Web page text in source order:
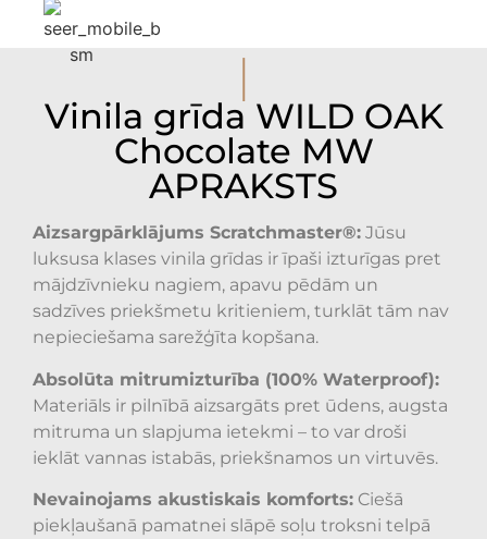
I
Vinila grīda WILD OAK
Chocolate MW
APRAKSTS
Aizsargpārklājums Scratchmaster®: Jūsu
luksusa klases vinila grīdas ir īpaši izturīgas pret
mājdzīvnieku nagiem, apavu pēdām un
sadzīves priekšmetu kritieniem, turklāt tām nav
nepieciešama sarežģīta kopšana.
Absolūta mitrumizturība (100% Waterproof):
Materiāls ir pilnībā aizsargāts pret ūdens, augsta
mitruma un slapjuma ietekmi – to var droši
ieklāt vannas istabās, priekšnamos un virtuvēs.
Nevainojams akustiskais komforts: Ciešā
piekļaušanā pamatnei slāpē soļu troksni telpā